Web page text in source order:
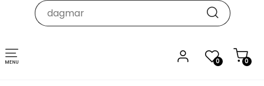
0 0
Toggle
navigation